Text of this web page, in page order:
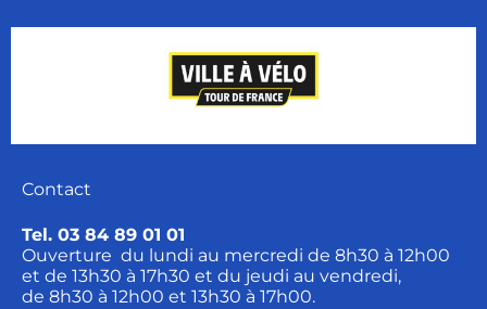
Contact
Tel. 03 84 89 01 01
Ouverture du lundi au mercredi de 8h30 à 12h00
et de 13h30 à 17h30 et du jeudi au vendredi,
de 8h30 à 12h00 et 13h30 à 17h00.